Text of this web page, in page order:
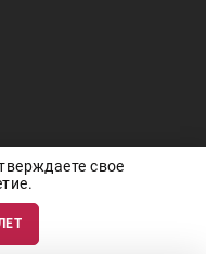
ознакомительный
товары особенно
свое